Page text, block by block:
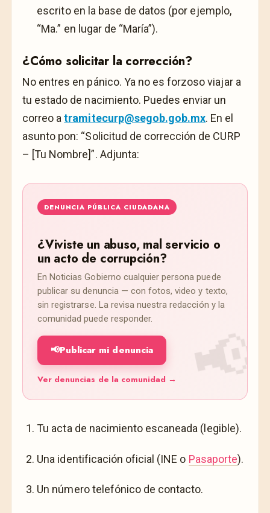
escrito en la base de datos (por ejemplo,
“Ma.” en lugar de “María”).
¿Cómo solicitar la corrección?
No entres en pánico. Ya no es forzoso viajar a
tu estado de nacimiento. Puedes enviar un
correo atramitecurp@segob.gob.mx. En el
asunto pon: “Solicitud de corrección de CURP
– [Tu Nombre]”. Adjunta:
DENUNCIA PÚBLICA CIUDADANA
¿Viviste un abuso, mal servicio o
un acto de corrupción?
En Noticias Gobierno cualquier persona puede
publicar su denuncia — con fotos, video y texto,
sin registrarse. La revisa nuestra redacción y la
comunidad puede responder.
📢Publicar mi denuncia
Ver denuncias de la comunidad →
Tu acta de nacimiento escaneada (legible).
Una identificación oficial (INE o Pasaporte).
Un número telefónico de contacto.